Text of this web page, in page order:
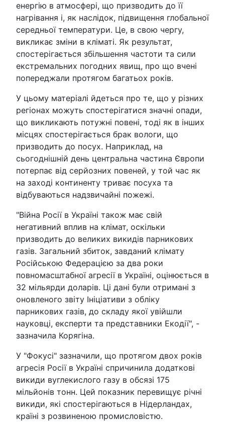
енергію в атмосфері, що призводить до її
нагрівання і, як наслідок, підвищення глобальної
середньої температури. Це, в свою чергу,
викликає зміни в кліматі. Як результат,
спостерігається збільшення частоти та сили
екстремальних погодних явищ, про що вчені
попереджали протягом багатьох років.
У цьому матеріалі йдеться про те, що у різних
регіонах можуть спостерігатися значні опади,
що викликають потужні повені, тоді як в інших
місцях спостерігається брак вологи, що
призводить до посух. Наприклад, на
сьогоднішній день центральна частина Європи
потерпає від серйозних повеней, у той час як
на заході континенту триває посуха та
відбуваються надзвичайні пожежі.
"Війна Росії в Україні також має свій
негативний вплив на клімат, оскільки
призводить до великих викидів парникових
газів. Загальний збиток, завданий клімату
Російською Федерацією за два роки
повномасштабної агресії в Україні, оцінюється в
32 мільярди доларів. Ці дані були отримані з
оновленого звіту Ініціативи з обліку
парникових газів, до складу якої увійшли
науковці, експерти та представники Екодії", -
зазначила Корягіна.
У "Фокусі" зазначили, що протягом двох років
агресія Росії в Україні спричинила додаткові
викиди вуглекислого газу в обсязі 175
мільйонів тонн. Цей показник перевищує річні
викиди, які спостерігаються в Нідерландах,
країні з розвиненою промисловістю.